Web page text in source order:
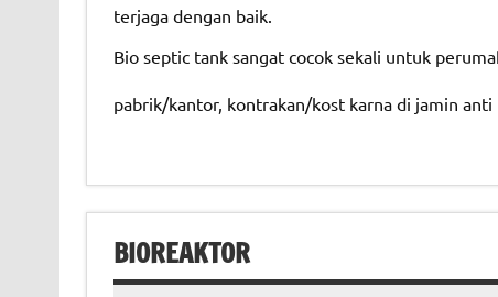
terjaga dengan baik.
Bio septic tank sangat cocok sekali untuk
pabrik/kantor, kontrakan/kost karna di jamin anti
BIOREAKTOR